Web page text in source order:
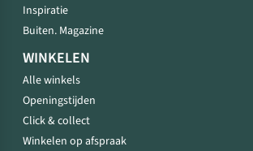
Inspiratie
Buiten. Magazine
WINKELEN
Alle winkels
Openingstijden
Click & collect
Winkelen op afspraak